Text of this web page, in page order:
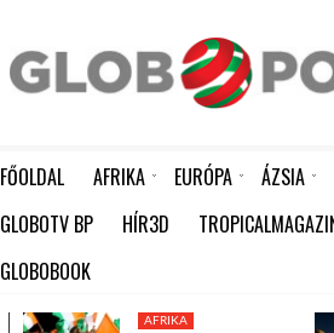
FŐOLDAL AFRIKA EURÓPA ÁZSIA
GLOBOTV BP HÍR3D
GLOBOBOOK
AFRIKA